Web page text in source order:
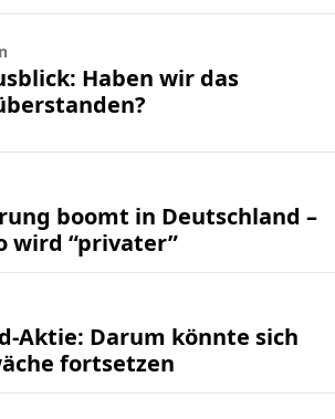
Haben wir das
boomt in Deutschland –
wird “privater”
Aktie: Darum könnte sich
fortsetzen